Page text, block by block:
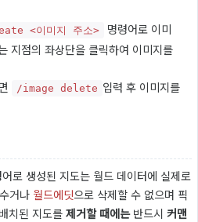
<이미지 주소>
명령어로 이미
지점의 좌상단을 클릭하여 이미지를
/image delete 입력 후 이미지를
로 생성된 지도는 월드 데이터에 실제로
거나 월드에딧으로 삭제할 수 없으며 픽
치된 지도를제거할 때에는반드시 커맨